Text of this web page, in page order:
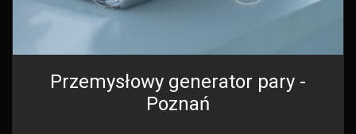
Przemysłowy generator pary -
Poznań